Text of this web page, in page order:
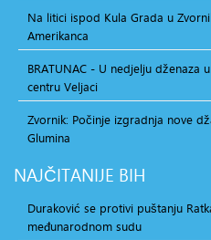
Na litici ispod Kula Grada u
Amerikanca
BRATUNAC - U nedjelju dženaza
centru Veljaci
Zvornik: Počinje izgradnja nove
Glumina
NAJČITANIJE BIH
Duraković se protivi puštanju
međunarodnom sudu